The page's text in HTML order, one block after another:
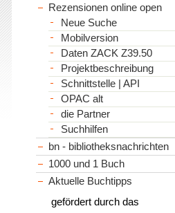
Rezensionen online open
Neue Suche
Mobilversion
Daten ZACK Z39.50
Projektbeschreibung
Schnittstelle | API
OPAC alt
die Partner
Suchhilfen
bn - bibliotheksnachrichten
1000 und 1 Buch
Aktuelle Buchtipps
gefördert durch das